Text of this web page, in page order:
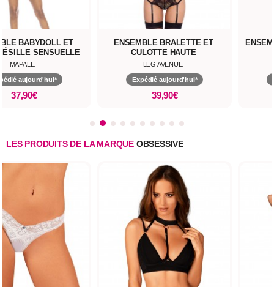
BABYDOLL ET
SENSUELLE
MAPALÉ
aujourd'hui*
37,90€
ENSEMBLE BRALETTE ET
CULOTTE HAUTE
LEG AVENUE
Expédié aujourd'hui*
39,90€
LES PRODUITS DE LA MARQUE OBSESSIVE